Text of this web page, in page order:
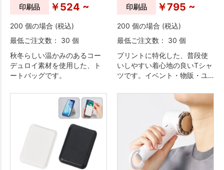
印刷品 ￥524 ~
200 個の場合 (税込)
最低ご注文数： 30 個
秋冬らしい温かみのあるコー
デュロイ素材を使用した、ト
ートバッグです。
印刷品 ￥795 ~
200 個の場合 (税込)
最低ご注文数： 30 個
プリントに特化した、普段使
いしやすい着心地の良いTシャ
ツです。イベント・物販・ユ
おすすめです。